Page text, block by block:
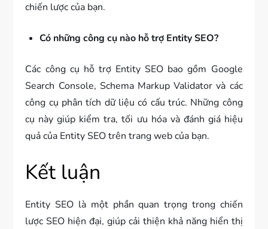
chiến lược của bạn.
Có những công cụ nào hỗ trợ Entity SEO?
Các công cụ hỗ trợ Entity SEO bao gồm Google
Search Console, Schema Markup Validator và các
công cụ phân tích dữ liệu có cấu trúc. Những công
cụ này giúp kiểm tra, tối ưu hóa và đánh giá hiệu
quả của Entity SEO trên trang web của bạn.
Kết luận
Entity SEO là một phần quan trọng trong chiến
lược SEO hiện đại, giúp cải thiện khả năng hiển thị